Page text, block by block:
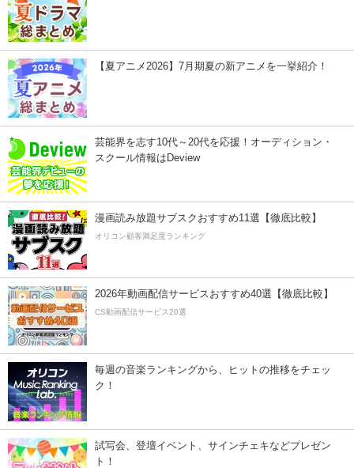
【夏アニメ2026】7月期夏の新アニメを一挙紹介！
芸能界を志す10代～20代を応援！オーディション・
スクール情報はDeview
漫画読み放題サブスクおすすめ11選【徹底比較】
オリコン顧客満足度ランキング
2026年動画配信サービスおすすめ40選【徹底比較】
CS動画配信サービス20選
毎週の音楽ランキングから、ヒットの推移をチェッ
ク！
試写会、登壇イベント、サインチェキなどプレゼン
ト！